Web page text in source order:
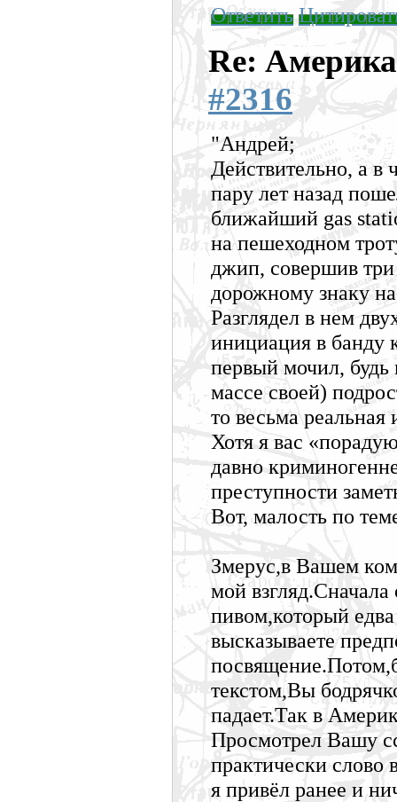
Ответить
Re:
#2316
"Андрей;
Действительно, а
пару лет назад
ближайший gas
на пешеходном
джип, совершив
дорожному знаку
Разглядел в нем
инициация в
первый мочил,
массе своей)
то весьма
Хотя я вас
давно
преступности
Вот, малость по
Змерус,в Вашем
мой взгляд.Сначала
пивом,который
высказываете
текстом,Вы
падает.Так в
Просмотрел Вашу
практически слово
я привёл ранее и